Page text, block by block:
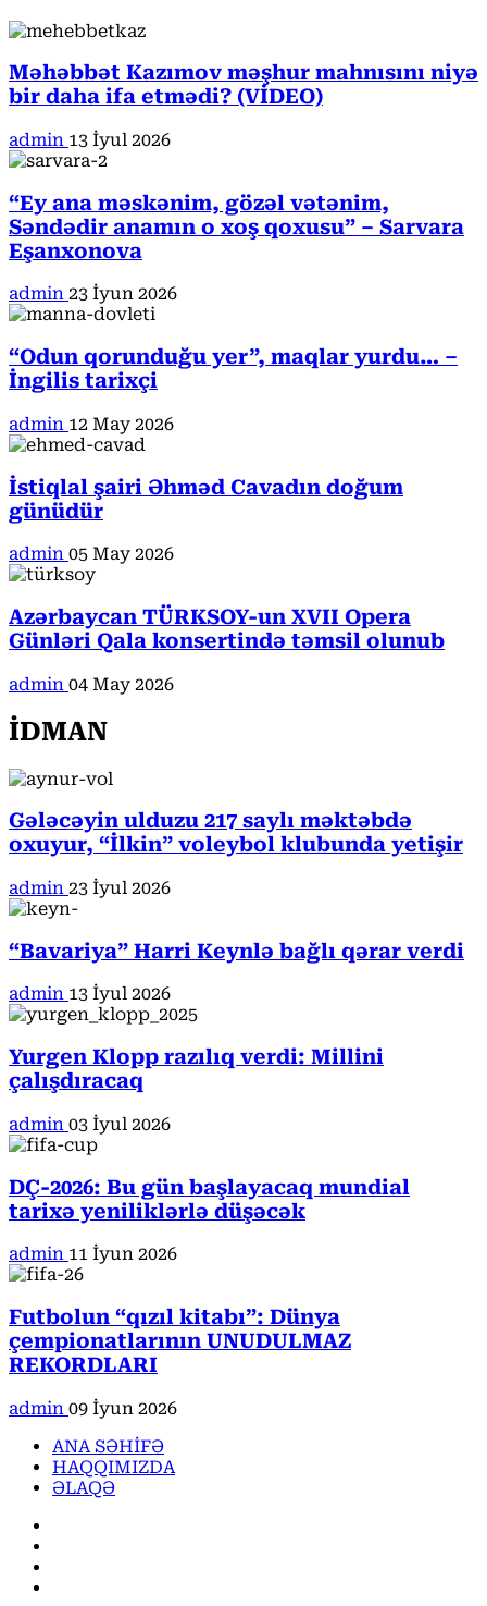
Məhəbbət Kazımov məşhur mahnısını niyə
bir daha ifa etmədi? (VİDEO)
admin 13 İyul 2026
“Ey ana məskənim, gözəl vətənim,
Səndədir anamın o xoş qoxusu” – Sarvara
Eşanxonova
admin 23 İyun 2026
“Odun qorunduğu yer”, maqlar yurdu… –
İngilis tarixçi
admin 12 May 2026
İstiqlal şairi Əhməd Cavadın doğum
günüdür
admin 05 May 2026
Azərbaycan TÜRKSOY-un XVII Opera
Günləri Qala konsertində təmsil olunub
admin 04 May 2026
İDMAN
Gələcəyin ulduzu 217 saylı məktəbdə
oxuyur, “İlkin” voleybol klubunda yetişir
admin 23 İyul 2026
“Bavariya” Harri Keynlə bağlı qərar verdi
admin 13 İyul 2026
Yurgen Klopp razılıq verdi: Millini
çalışdıracaq
admin 03 İyul 2026
DÇ-2026: Bu gün başlayacaq mundial
tarixə yeniliklərlə düşəcək
admin 11 İyun 2026
Futbolun “qızıl kitabı”: Dünya
çempionatlarının UNUDULMAZ
REKORDLARI
admin 09 İyun 2026
ANA SƏHİFƏ
HAQQIMIZDA
ƏLAQƏ